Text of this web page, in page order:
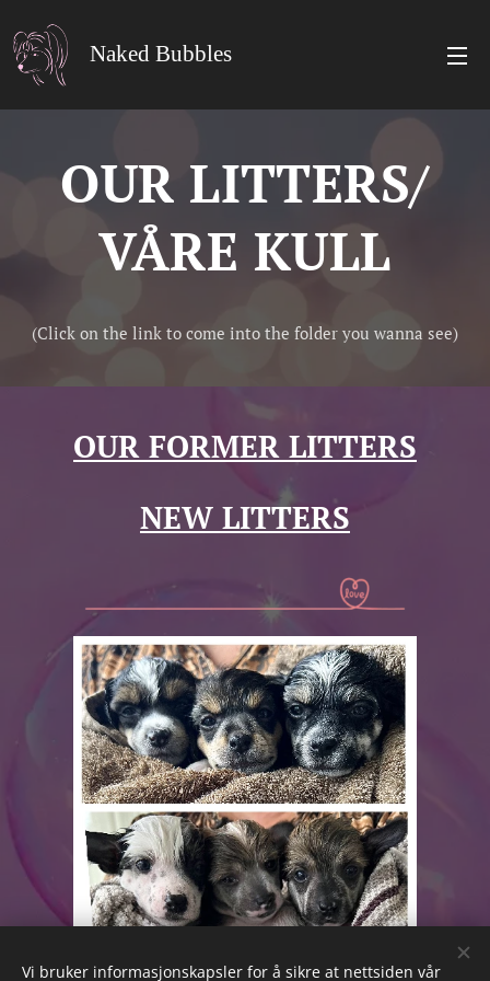
Naked Bubbles
OUR LITTERS/
VÅRE KULL
(Click on the link to come into the folder you wanna see)
OUR FORMER LITTERS
NEW LITTERS
Vi bruker informasjonskapsler for å sikre at nettsiden vår